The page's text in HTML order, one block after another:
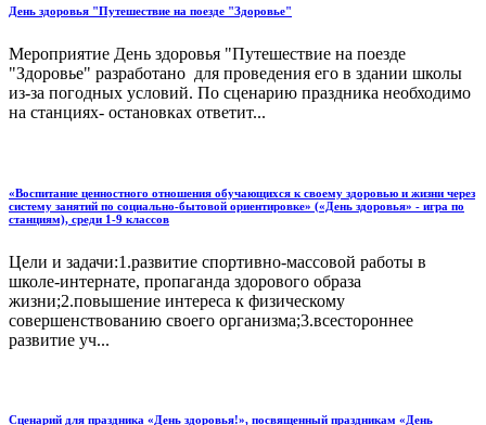
День здоровья "Путешествие на поезде "Здоровье"
Мероприятие День здоровья "Путешествие на поезде
"Здоровье" разработано для проведения его в здании школы
из-за погодных условий. По сценарию праздника необходимо
на станциях- остановках ответит...
«Воспитание ценностного отношения обучающихся к своему здоровью и жизни через
систему занятий по социально-бытовой ориентировке» («День здоровья» - игра по
станциям), среди 1-9 классов
Цели и задачи:1.развитие спортивно-массовой работы в
школе-интернате, пропаганда здорового образа
жизни;2.повышение интереса к физическому
совершенствованию своего организма;3.всестороннее
развитие уч...
Сценарий для праздника «День здоровья!», посвященный праздникам «День